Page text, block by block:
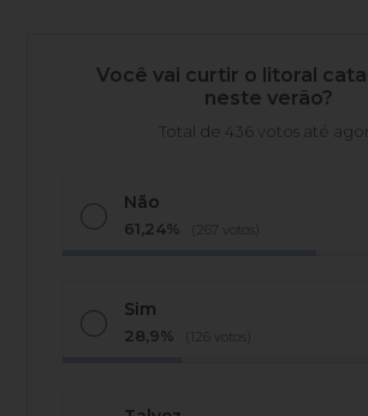
Você vai curtir o litoral
neste verão?
Total de 436 votos até
Não
61,24% (267 votos)
Sim
28,9% (126 votos)